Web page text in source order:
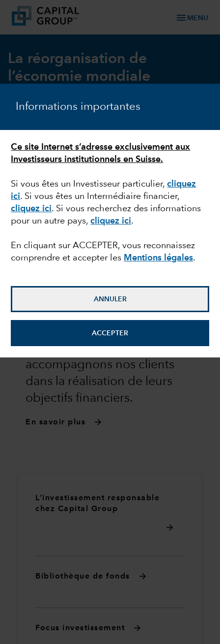
Informations importantes
Ce site Internet s’adresse exclusivement aux
Investisseurs institutionnels en Suisse.
Si vous êtes un Investisseur particulier,cliquez
ici. Si vous êtes un Intermédiaire financier,
cliquez ici. Si vous recherchez des informations
pour un autre pays,cliquez ici.
En cliquant sur ACCEPTER, vous reconnaissez
comprendre et accepter les Mentions légales.
ANNULER
ACCEPTER
menu MENU
La réorganisation de
l’économie mondiale
américaine et le dollar US pourraient-ils faire
évoluer le paysage d’investissement mondial ?
Depuis 1931, nous
accompagnons nos clients
dans la réalisation de leurs
objectifs financiers.
En savoir plus
L’investissement responsable
chez Capital Group
Bibliothèque de fonds
Focus investissement